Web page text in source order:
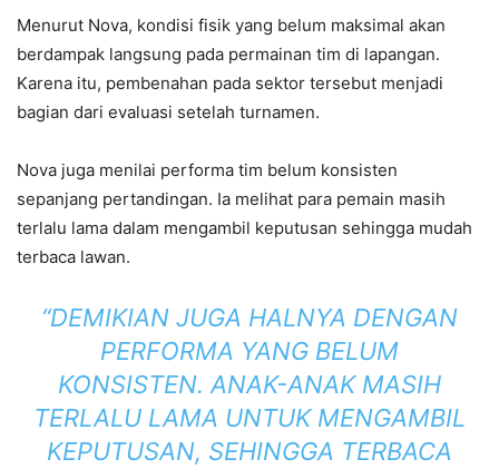
Menurut Nova, kondisi fisik yang belum maksimal akan
berdampak langsung pada permainan tim di lapangan.
Karena itu, pembenahan pada sektor tersebut menjadi
bagian dari evaluasi setelah turnamen.
Nova juga menilai performa tim belum konsisten
sepanjang pertandingan. Ia melihat para pemain masih
terlalu lama dalam mengambil keputusan sehingga mudah
terbaca lawan.
“DEMIKIAN JUGA HALNYA DENGAN
PERFORMA YANG BELUM
KONSISTEN. ANAK-ANAK MASIH
TERLALU LAMA UNTUK MENGAMBIL
KEPUTUSAN, SEHINGGA TERBACA